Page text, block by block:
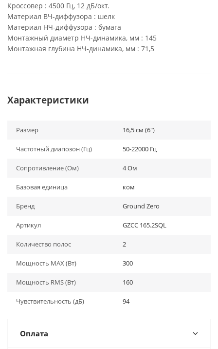
Кроссовер : 4500 Гц, 12 дБ/окт.
Материал ВЧ-диффузора : шелк
Материал НЧ-диффузора : бумага
Монтажный диаметр НЧ-динамика, мм : 145
Монтажная глубина НЧ-динамика, мм : 71,5
Характеристики
Размер 16,5 см (6")
Частотный диапозон (Гц) 50-22000 Гц
Сопротивление (Ом) 4 Ом
Базовая единица ком
Бренд Ground Zero
Артикул GZCC 165.2SQL
Количество полос 2
Мощность MAX (Вт) 300
Мощность RMS (Вт) 160
Чувствительность (дБ) 94
Оплата